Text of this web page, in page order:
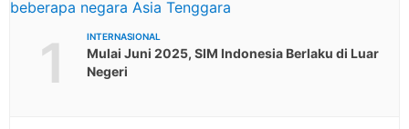
1 INTERNASIONAL
Mulai Juni 2025, SIM Indonesia Berlaku di Luar
Negeri